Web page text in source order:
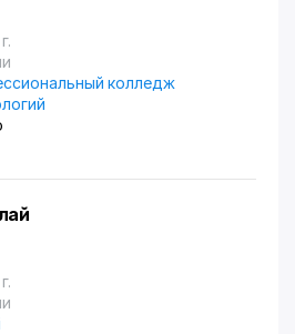
следим через приложение, оно
да и удобное
колледж